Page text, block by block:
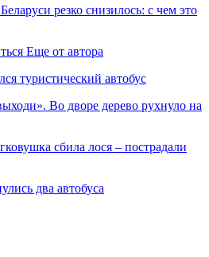
резко снизилось: с чем это
Еще от автора
туристический автобус
Во дворе дерево рухнуло на
сбила лося – пострадали
два автобуса